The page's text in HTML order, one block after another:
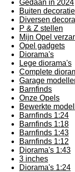
Gedaan in 2024
Buiten decoratie
Diversen
P & Z stellen
Mijn Opel
Opel gadgets
Diorama's
Lege diorama's
Complete
Garage
Barnfinds
Onze Opels
Bewerkte
Barnfinds 1:24
Barnfinds 1:18
Barnfinds 1:43
Barnfinds 1:12
Diorama's 1:43
3 inches
Diorama's 1:24